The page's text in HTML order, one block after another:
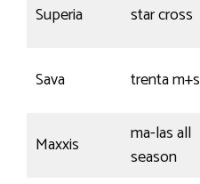
Superia star cross
Sava trenta m+s
Maxxis
ma-las all
season